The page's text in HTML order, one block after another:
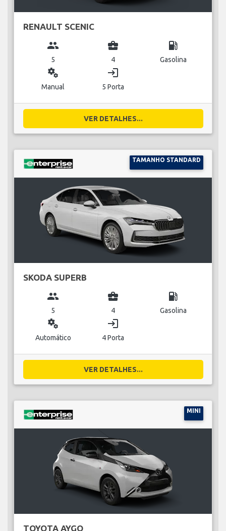
RENAULT SCENIC
group
5
business_center
4
local_gas_station
Gasolina
miscellaneous_services
Manual
login
5 Porta
VER DETALHES...
TAMANHO STANDARD
SKODA SUPERB
group
5
business_center
4
local_gas_station
Gasolina
miscellaneous_services
Automático
login
4 Porta
VER DETALHES...
MINI
TOYOTA AYGO